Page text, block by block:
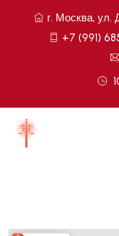
г. Москва, ул.
+7 (991)